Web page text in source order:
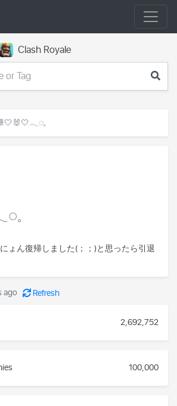
Clash Royale
‎🤍🐰‎🤍𓂃◌𓈒
ょん復帰しました(；；)と思ったら引退
ago Refresh
2,692,752
100,000